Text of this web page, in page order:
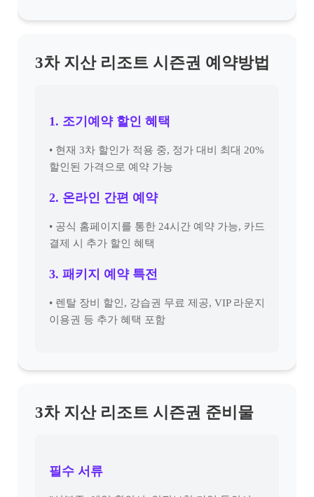
3차 지산 리조트 시즌권 예약방법
1. 조기예약 할인 혜택
• 현재 3차 할인가 적용 중, 정가 대비 최대 20%
할인된 가격으로 예약 가능
2. 온라인 간편 예약
• 공식 홈페이지를 통한 24시간 예약 가능, 카드
결제 시 추가 할인 혜택
3. 패키지 예약 특전
• 렌탈 장비 할인, 강습권 무료 제공, VIP 라운지
이용권 등 추가 혜택 포함
3차 지산 리조트 시즌권 준비물
필수 서류